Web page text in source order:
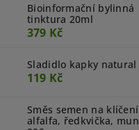
Bioinformační bylinná
tinktura 20ml
379 Kč
Sladidlo kapky natural
119 Kč
Směs semen na
alfalfa, ředkvička,